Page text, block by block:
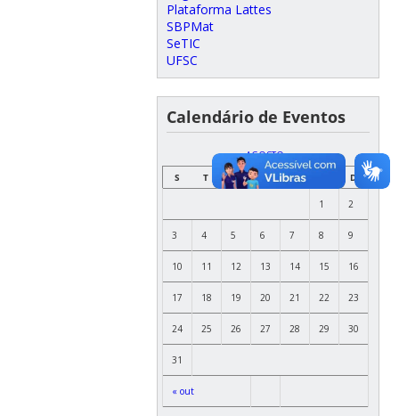
Plataforma Lattes
SBPMat
SeTIC
UFSC
Calendário de Eventos
AGOSTO
S
T Q Q S D
« out
1 2
3 4 5 6 7 8 9
10 11 12 13 14 15 16
17 18 19 20 21 22 23
24 25 26 27 28 29 30
31